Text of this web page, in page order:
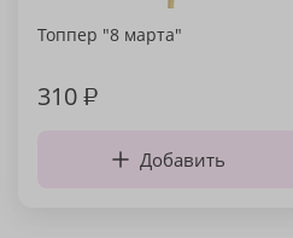
Топпер "8 марта"
310₽
Добавить